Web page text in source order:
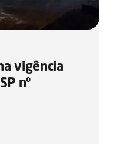
vigência
nº